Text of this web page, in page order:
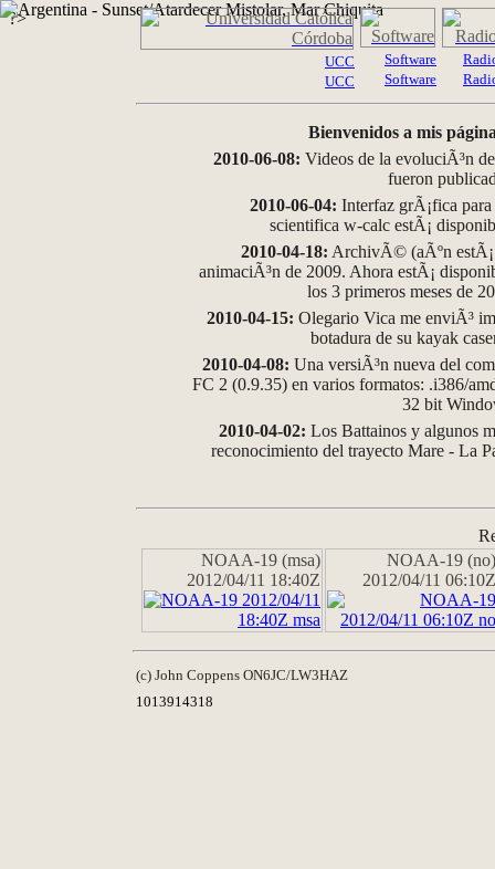
?>
UCC
UCC
Software
Software
Bienvenidos a mis
2010-06-08: Videos de la evoluciÃ³n
fueron
2010-06-04: Interfaz grÃ¡fica
scientifica w-calc estÃ¡
2010-04-18: ArchivÃ© (aÃºn
animaciÃ³n de 2009. Ahora estÃ¡
los 3 primeros meses de
2010-04-15: Olegario Vica me enviÃ³
botadura de su kayak
2010-04-08: Una versiÃ³n nueva del
FC 2 (0.9.35) en varios formatos: .i386/
32 bit
2010-04-02: Los Battainos y algunos
reconocimiento del trayecto Mare - La
NOAA-19 (msa)
2012/04/11 18:40Z
NOAA-19 (no)
2012/04/11 06:10Z
(c) John Coppens ON6JC/LW3HAZ
1013914318